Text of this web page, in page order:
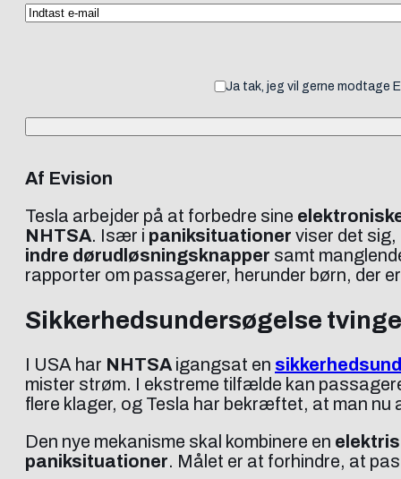
Ja tak, jeg vil gerne modtage
Af Evision
Tesla arbejder på at forbedre sine
NHTSA. Især i paniksituationer viser det
indre dørudløsningsknapper samt
rapporter om passagerer, herunder børn, der
Sikkerhedsundersøgelse
I USA har NHTSA igangsat en
mister strøm. I ekstreme tilfælde kan
flere klager, og Tesla har bekræftet, at man nu
Den nye mekanisme skal kombinere en
paniksituationer. Målet er at forhindre, at